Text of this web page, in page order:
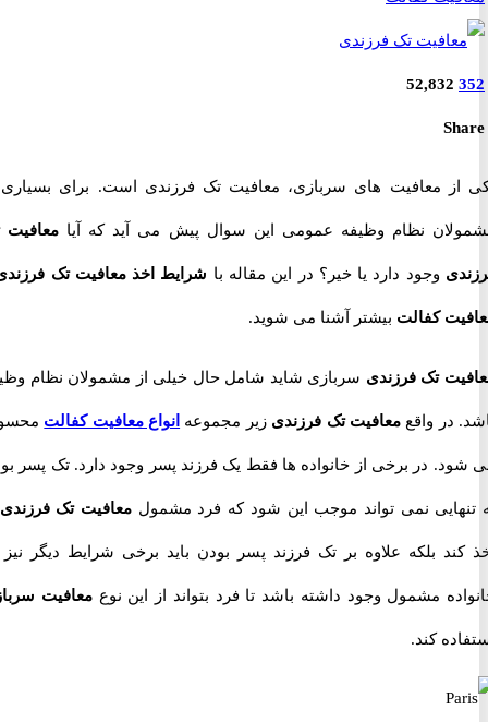
52,832
معافیت های سربازی، معافیت تک فرزندی است. برای بسیاری از
نظام وظیفه عمومی این سوال پیش می آید که آیا معافیت تک
وجود دارد یا خیر؟ در این مقاله باشرایط اخذ معافیت تک فرزندی و
کفالتبیشتر آشنا می شوید.
تک فرزندی سربازی شاید شامل حال خیلی از مشمولان نظام وظیفه
در واقعمعافیت تک فرزندی زیر مجموعهانواع معافیت کفالتمحسوب
در برخی از خانواده ها فقط یک فرزند پسر وجود دارد. تک پسر بودن
نمی تواند موجب این شود که فرد مشمولمعافیت تک فرزندی را
بلکه علاوه بر تک فرزند پسر بودن باید برخی شرایط دیگر نیز در
مشمول وجود داشته باشد تا فرد بتواند از این نوع معافیت سربازی
کند.